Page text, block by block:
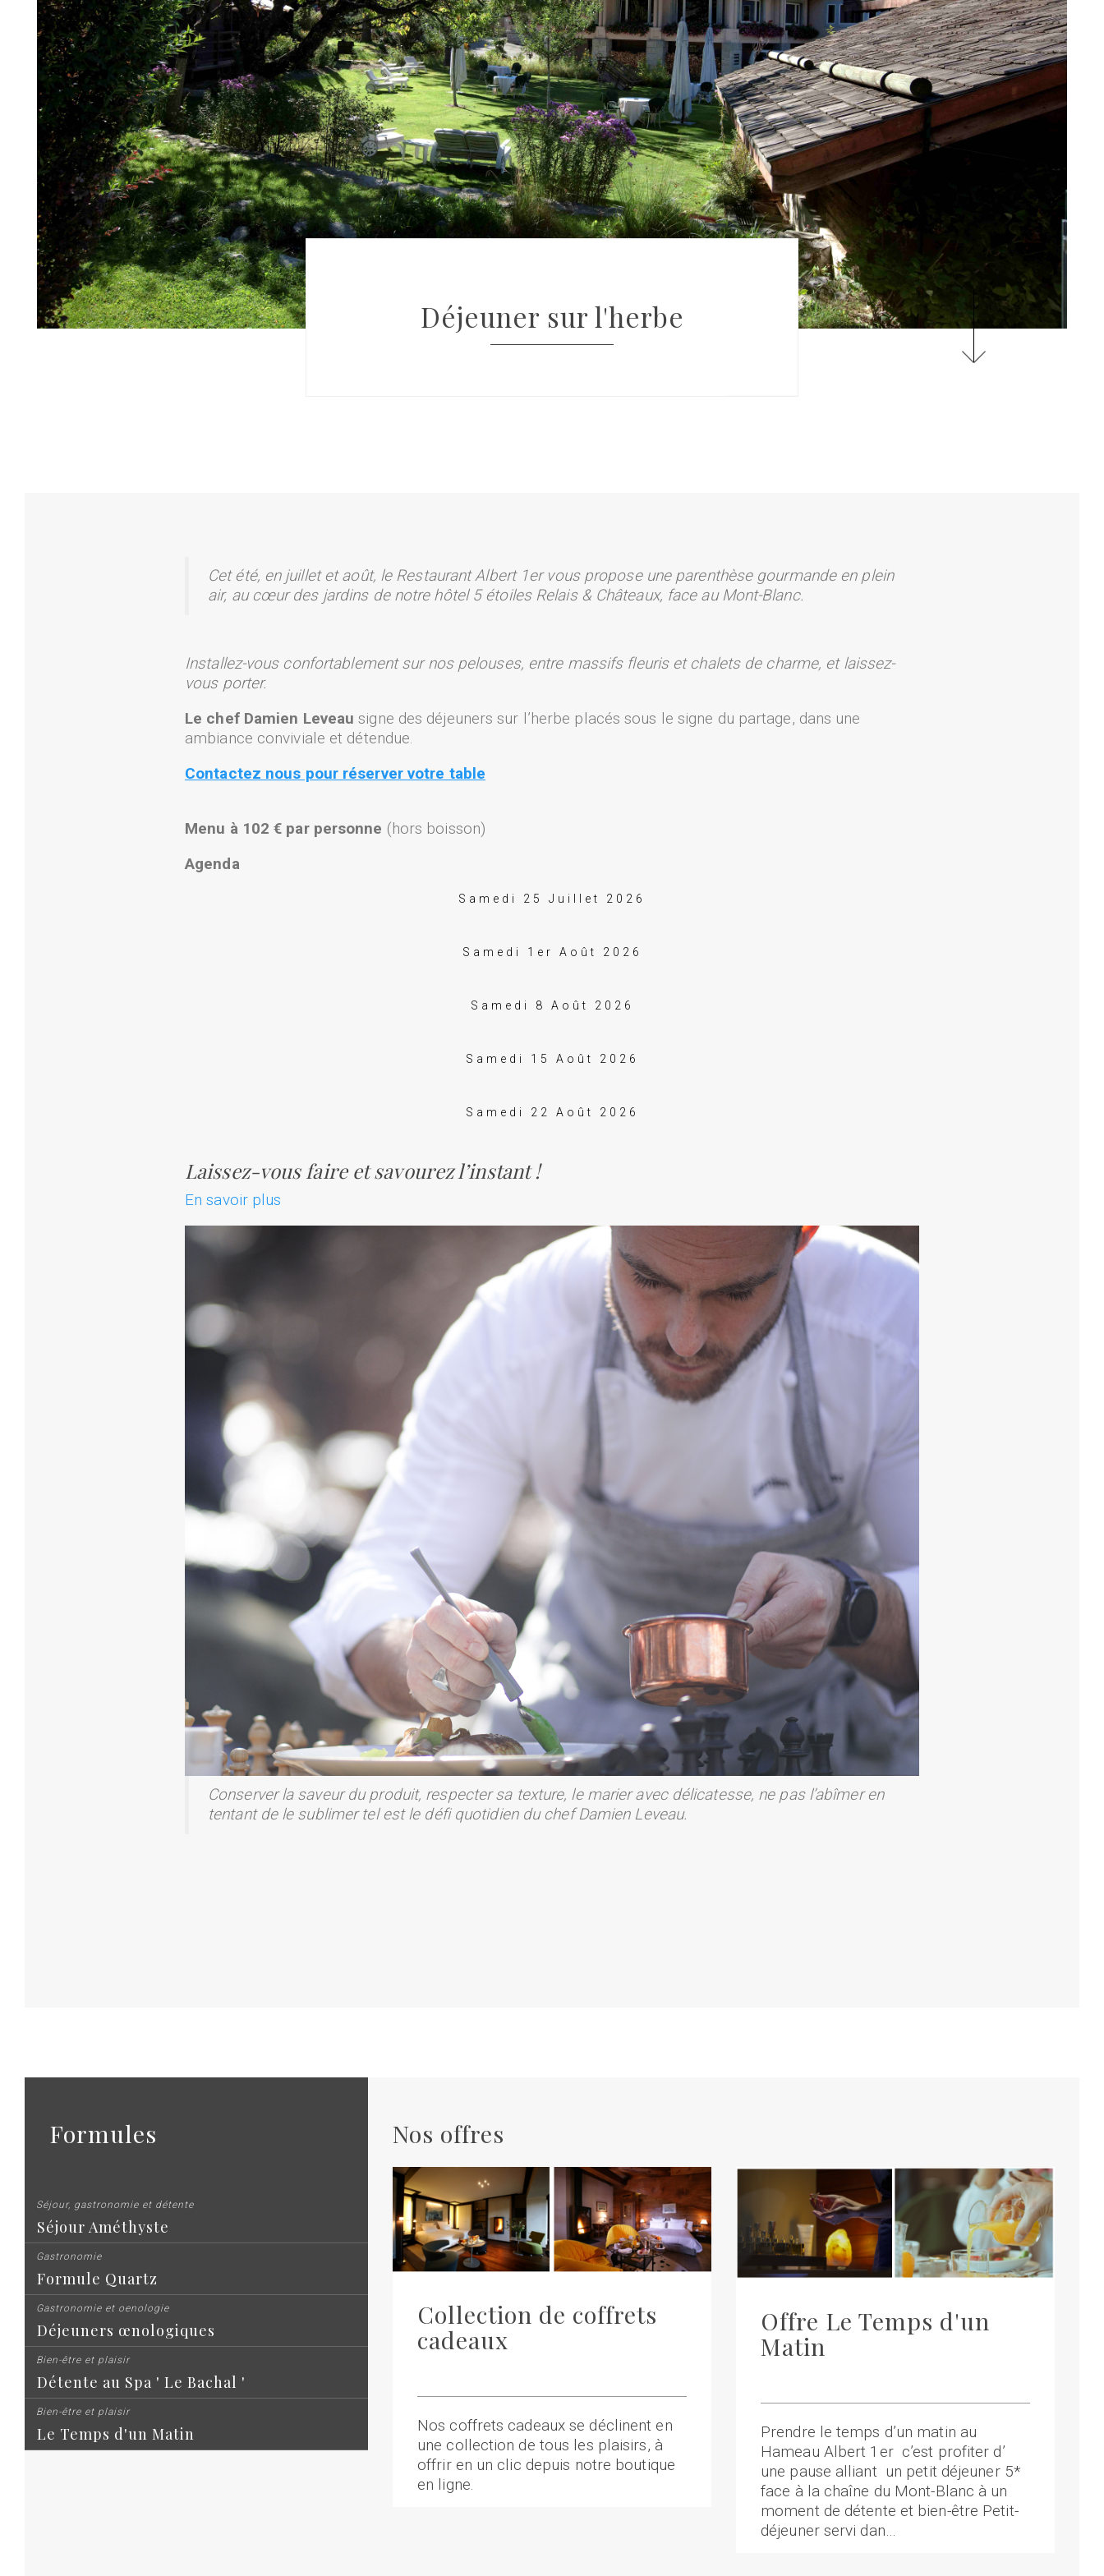
Déjeuner sur l'herbe
Cet été, en juillet et août, le Restaurant Albert 1er vous propose une parenthèse gourmande en plein
air, au cœur des jardins de notre hôtel 5 étoiles Relais & Châteaux, face au Mont-Blanc.
Installez-vous confortablement sur nos pelouses, entre massifs fleuris et chalets de charme, et laissez-
vous porter.
Le chef Damien Leveau signe des déjeuners sur l’herbe placés sous le signe du partage, dans une
ambiance conviviale et détendue.
Contactez nous pour réserver votre table
Menu à 102 € par personne (hors boisson)
Agenda
Samedi 25 Juillet 2026
Samedi 1er Août 2026
Samedi 8 Août 2026
Samedi 15 Août 2026
Samedi 22 Août 2026
Laissez-vous faire et savourez l’instant !
En savoir plus
Conserver la saveur du produit, respecter sa texture, le marier avec délicatesse, ne pas l’abîmer en
tentant de le sublimer tel est le défi quotidien du chef Damien Leveau.
Formules
Séjour, gastronomie et détente
Séjour Améthyste
Gastronomie
Formule Quartz
Gastronomie et oenologie
Déjeuners œnologiques
Bien-être et plaisir
Détente au Spa ' Le Bachal '
Bien-être et plaisir
Le Temps d'un Matin
Nos offres
Collection de coffrets
cadeaux
Nos coffrets cadeaux se déclinent en
une collection de tous les plaisirs, à
offrir en un clic depuis notre boutique
en ligne.
Offre Le Temps d'un
Matin
Prendre le temps d’un matin au
Hameau Albert 1er c’est profiter d’
une pause alliant un petit déjeuner 5*
face à la chaîne du Mont-Blanc à un
moment de détente et bien-être Petit-
déjeuner servi dan…